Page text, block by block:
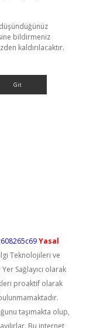
bildirmeniz
kaldırılacaktır.
Yasal
Teknolojileri ve
Sağlayıcı olarak
proaktif olarak
taşımakta olup,
Bu internet